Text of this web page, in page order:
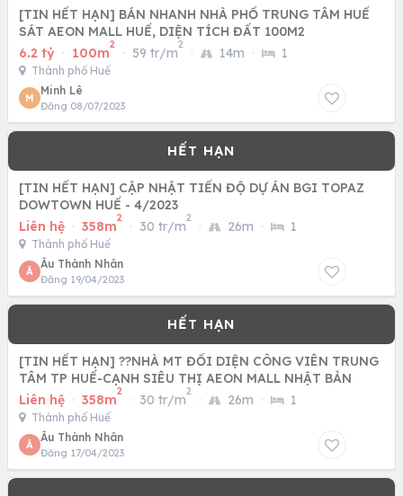
[TIN HẾT HẠN] BÁN NHANH NHÀ PHỐ TRUNG TÂM HUẾ
SÁT AEON MALL HUẾ, DIỆN TÍCH ĐẤT 100M2
6.2 tỷ · 100m
2
· 59 tr/m
2
· 14m · 1
Thành phố Huế
M
Minh Lê
Đăng 08/07/2023
[TIN HẾT HẠN] CẬP NHẬT TIẾN ĐỘ DỰ ÁN BGI TOPAZ
DOWTOWN HUẾ - 4/2023
Liên hệ · 358m
2
· 30 tr/m
2
· 26m · 1
Thành phố Huế
Â
Âu Thành Nhân
Đăng 19/04/2023
[TIN HẾT HẠN] ??NHÀ MT ĐỐI DIỆN CÔNG VIÊN TRUNG
TÂM TP HUẾ-CẠNH SIÊU THỊ AEON MALL NHẬT BẢN
Liên hệ · 358m
2
· 30 tr/m
2
· 26m · 1
Thành phố Huế
Â
Âu Thành Nhân
Đăng 17/04/2023